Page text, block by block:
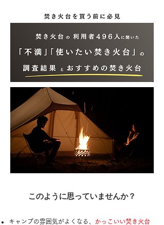
このように思っていませんか？
​​キャンプの雰囲気がよくなる、 かっこいい焚き火台